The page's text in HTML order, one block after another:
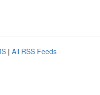
| All RSS Feeds